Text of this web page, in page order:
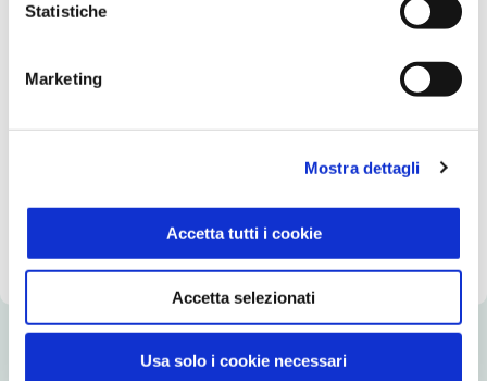
Statistiche
Marketing
Mostra dettagli
Accetta tutti i cookie
Accetta selezionati
Usa solo i cookie necessari
Equilibrio & Piacere